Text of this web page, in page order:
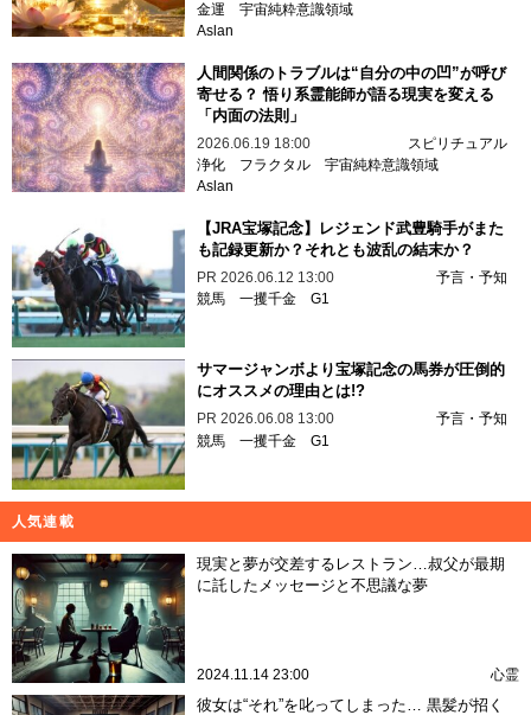
金運 宇宙純粋意識領域
Aslan
人間関係のトラブルは“自分の中の凹”が呼び
寄せる？ 悟り系霊能師が語る現実を変える
「内面の法則」
2026.06.19 18:00
スピリチュアル
浄化
フラクタル 宇宙純粋意識領域
Aslan
【JRA宝塚記念】レジェンド武豊騎手がまた
も記録更新か？それとも波乱の結末か？
PR 2026.06.12 13:00
予言・予知
競馬 一攫千金 G1
サマージャンボより宝塚記念の馬券が圧倒的
にオススメの理由とは!?
PR 2026.06.08 13:00
予言・予知
競馬 一攫千金 G1
人気連載
現実と夢が交差するレストラン…叔父が最期
に託したメッセージと不思議な夢
2024.11.14 23:00 心霊
彼女は“それ”を叱ってしまった… 黒髪が招く